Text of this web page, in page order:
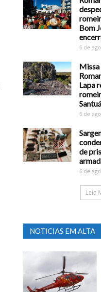
Bom
6 de
Missa
Lapa
6 de
de
6 de
Leia
NOTICIAS EM ALTA